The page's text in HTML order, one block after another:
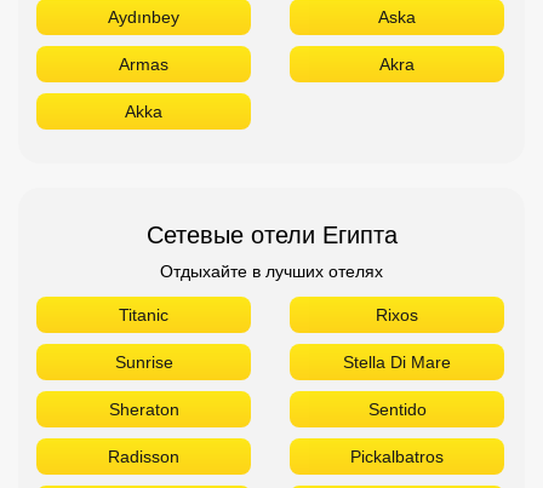
Aydınbey Aska
Armas Akra
Akka
Сетевые отели Египта
Отдыхайте в лучших отелях
Titanic Rixos
Sunrise Stella Di Mare
Sheraton Sentido
Radisson Pickalbatros